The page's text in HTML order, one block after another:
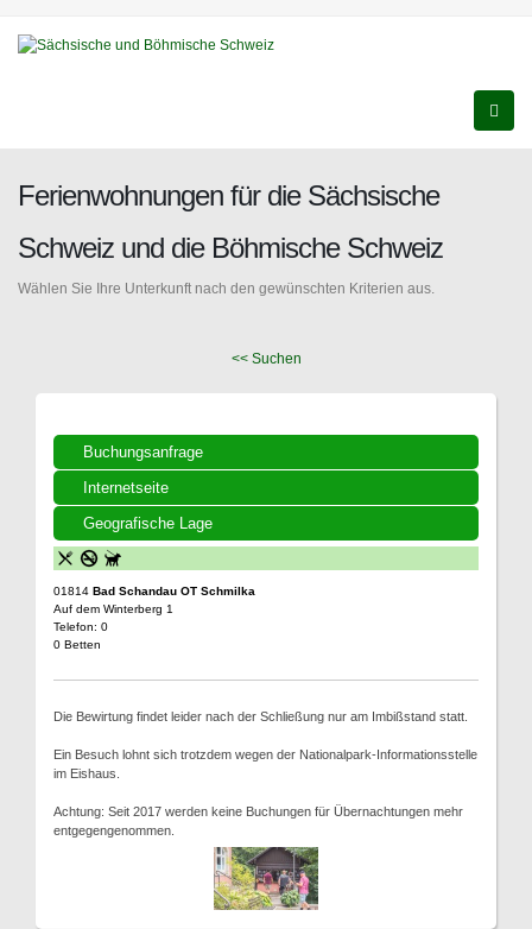
Ferienwohnungen für die Sächsische
Schweiz und die Böhmische Schweiz
Wählen Sie Ihre Unterkunft nach den gewünschten Kriterien aus.
<< Suchen
Buchungsanfrage
Internetseite
Geografische Lage
01814 Bad Schandau OT Schmilka
Auf dem Winterberg 1
Telefon: 0
0 Betten
Die Bewirtung findet leider nach der Schließung nur am Imbißstand statt.
Ein Besuch lohnt sich trotzdem wegen der Nationalpark-Informationsstelle
im Eishaus.
Achtung: Seit 2017 werden keine Buchungen für Übernachtungen mehr
entgegengenommen.